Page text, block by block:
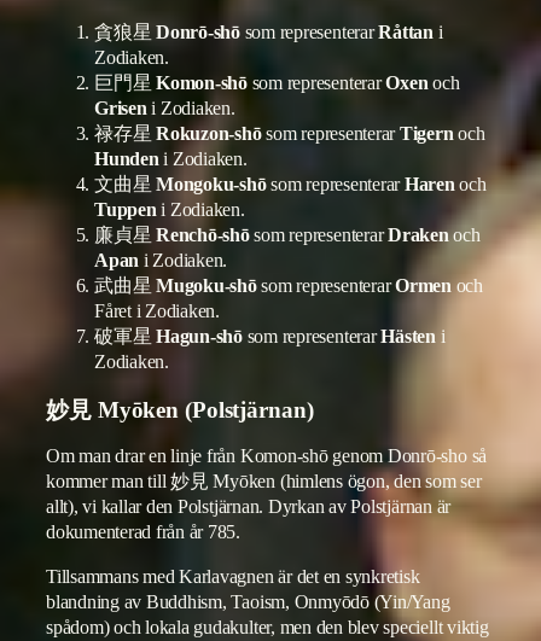
貪狼星Donrō-shōsom representerarRåttani
Zodiaken.
巨門星Komon-shōsom representerarOxenoch
Griseni Zodiaken.
禄存星Rokuzon-shōsom representerarTigernoch
Hundeni Zodiaken.
文曲星Mongoku-shōsom representerarHarenoch
Tuppeni Zodiaken.
廉貞星Renchō-shōsom representerarDrakenoch
Apan i Zodiaken.
武曲星Mugoku-shōsom representerarOrmenoch
Fåret i Zodiaken.
破軍星Hagun-shōsom representerarHästeni
Zodiaken.
妙見 Myōken (Polstjärnan)
Om man drar en linje från Komon-shō genom Donrō-sho så
kommer man till 妙見 Myōken (himlens ögon, den som ser
allt), vi kallar den Polstjärnan. Dyrkan av Polstjärnan är
dokumenterad från år 785.
Tillsammans med Karlavagnen är det en synkretisk
blandning av Buddhism, Taoism, Onmyōdō (Yin/Yang
spådom) och lokala gudakulter, men den blev speciellt viktig